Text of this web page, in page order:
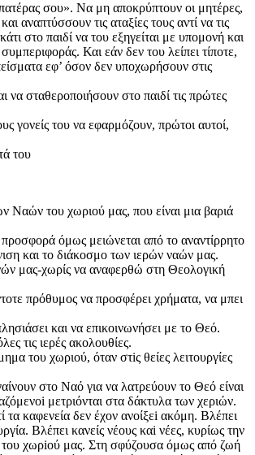
σου». Να μη αποκρύπτουν οι μητέρες,
αναπτύσσουν τις αταξίες τους αντί να τις
στο παιδί να του εξηγείται με υπομονή και
Και εάν δεν του λείπει τίποτε,
εφ’ όσον δεν υποχωρήσουν στις
να σταθεροποιήσουν στο παιδί τις πρώτες
γονείς του να εφαρμόζουν, πρώτοι αυτοί,
του
Ναών του χωριού μας, που είναι μια βαριά
όμως μειώνεται από το αναντίρρητο
και το διάκοσμο των ιερών ναών μας.
μας-χωρίς να αναφερθώ στη Θεολογική
πρόθυμος να προσφέρει χρήματα, να μπει
και να επικοινωνήσει με το Θεό.
τις ιερές ακολουθίες.
του χωριού, όταν στiς θείες λειτουργίες
στο Ναό για να λατρεύουν το Θεό είναι
μετριόνται στα δάκτυλα των χεριών.
τα καφενεία δεν έχον ανοίξεi ακόμη. Βλέπει
Βλέπει κανείς νέους καi νέες, κυρίως την
του χωρiού μας. Στη σφύζουσα όμως από ζωή